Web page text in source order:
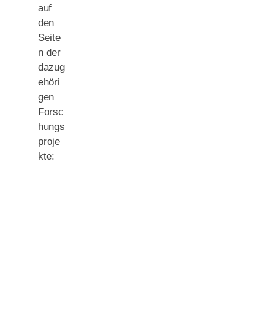
auf
den
Seite
n der
dazug
ehöri
gen
Forsc
hungs
proje
kte: